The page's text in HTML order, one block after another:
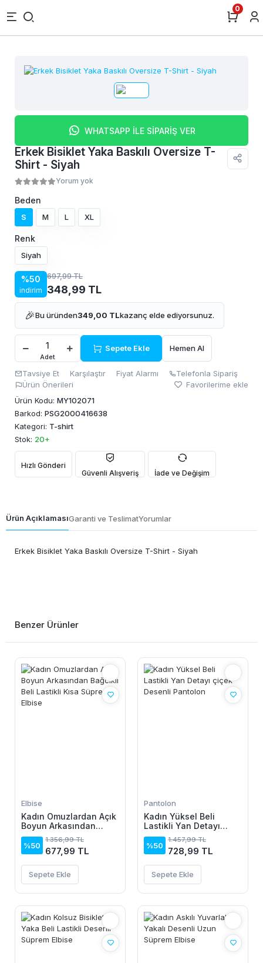
0
WHATSAPP İLE SİPARİŞ VER
Erkek Bisiklet Yaka Baskılı Oversize T-
Shirt - Siyah
Yorum yok
Beden
S M L XL
Renk
Siyah
%50
indirim
697,99 TL
348,99 TL
🎉Bu üründen349,00 TLkazanç elde ediyorsunuz.
Adet
Sepete Ekle Hemen Al
Tavsiye Et Karşılaştır Fiyat Alarmı
Telefonla Sipariş
Ürün Önerileri
Favorilerime ekle
Ürün Kodu: MY102071
Barkod: PSG2000416638
Kategori: T-shirt
Stok: 20+
Hızlı Gönderi
Güvenli Alışveriş
İade ve Değişim
Ürün AçıklamasıGaranti ve TeslimatYorumlar
Erkek Bisiklet Yaka Baskılı Oversize T-Shirt - Siyah
Benzer Ürünler
Elbise
Kadın Omuzlardan Açık
Boyun Arkasından
Bağcıklı Beli Lastikli
Kısa Süprem Elbise
%50
1.356,99 TL
677,99 TL
Sepete Ekle
Pantolon
Kadın Yüksel Beli
Lastikli Yan Detayı
çiçek Desenli Pantolon
%50
1.457,99 TL
728,99 TL
Sepete Ekle